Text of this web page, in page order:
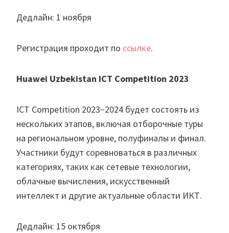
Дедлайн: 1 ноября
Регистрация проходит по ссылке.
Huawei Uzbekistan ICT Competition 2023
ICT Competition 2023−2024 будет состоять из
нескольких этапов, включая отборочные туры
на региональном уровне, полуфиналы и финал.
Участники будут соревноваться в различных
категориях, таких как сетевые технологии,
облачные вычисления, искусственный
интеллект и другие актуальные области ИКТ.
Дедлайн: 15 октября